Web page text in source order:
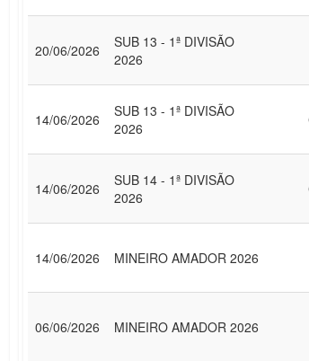
20/06/2026
SUB 13 - 1ª DIVISÃO
2026
14/06/2026
SUB 13 - 1ª DIVISÃO
2026
14/06/2026
SUB 14 - 1ª DIVISÃO
2026
14/06/2026 MINEIRO AMADOR 2026
06/06/2026 MINEIRO AMADOR 2026